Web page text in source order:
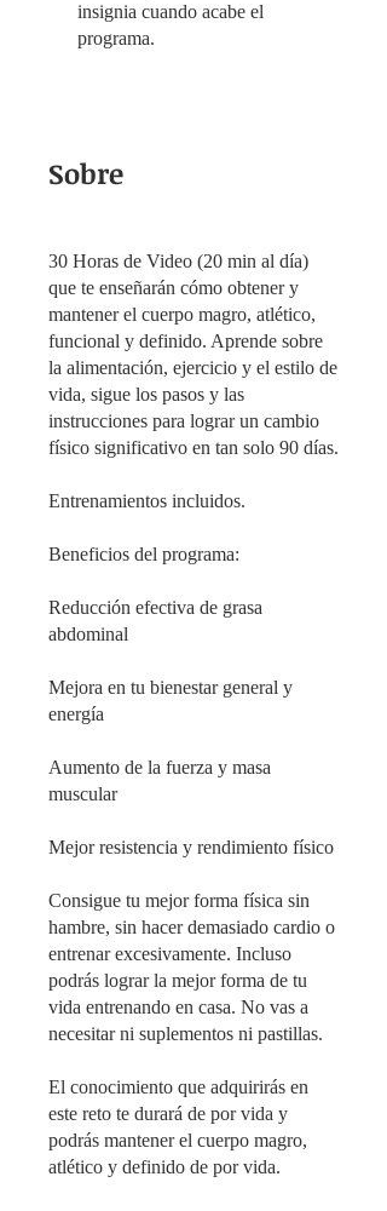
insignia cuando acabe el
programa.
Sobre
30 Horas de Video (20 min al día)
que te enseñarán cómo obtener y
mantener el cuerpo magro, atlético,
funcional y definido. Aprende sobre
la alimentación, ejercicio y el estilo de
vida, sigue los pasos y las
instrucciones para lograr un cambio
físico significativo en tan solo 90 días.
Entrenamientos incluidos.
Beneficios del programa:
Reducción efectiva de grasa
abdominal
Mejora en tu bienestar general y
energía
Aumento de la fuerza y masa
muscular
Mejor resistencia y rendimiento físico
Consigue tu mejor forma física sin
hambre, sin hacer demasiado cardio o
entrenar excesivamente. Incluso
podrás lograr la mejor forma de tu
vida entrenando en casa. No vas a
necesitar ni suplementos ni pastillas.
El conocimiento que adquirirás en
este reto te durará de por vida y
podrás mantener el cuerpo magro,
atlético y definido de por vida.